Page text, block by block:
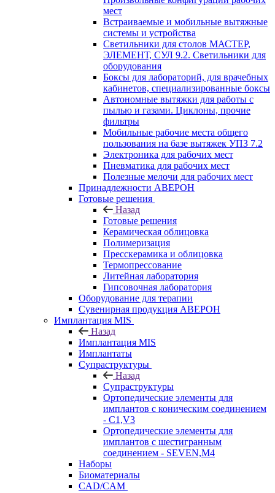
мест
Встраиваемые и мобильные вытяжные
системы и устройства
Светильники для столов МАСТЕР,
ЭЛЕМЕНТ, СУЛ 9.2. Светильники для
оборудования
Боксы для лабораторий, для врачебных
кабинетов, специализированные боксы
Автономные вытяжки для работы с
пылью и газами. Циклоны, прочие
фильтры
Мобильные рабочие места общего
пользования на базе вытяжек УПЗ 7.2
Электроника для рабочих мест
Пневматика для рабочих мест
Полезные мелочи для рабочих мест
Принадлежности АВЕРОН
Готовые решения
Назад
Готовые решения
Керамическая облицовка
Полимеризация
Пресскерамика и облицовка
Термопрессование
Литейная лаборатория
Гипсовочная лаборатория
Оборудование для терапии
Сувенирная продукция АВЕРОН
Имплантация MIS
Назад
Имплантация MIS
Имплантаты
Супраструктуры
Назад
Супраструктуры
Ортопедические элементы для
имплантов с коническим соединением
- C1,V3
Ортопедические элементы для
имплантов с шестигранным
соединением - SEVEN,M4
Наборы
Биоматериалы
CAD/CAM